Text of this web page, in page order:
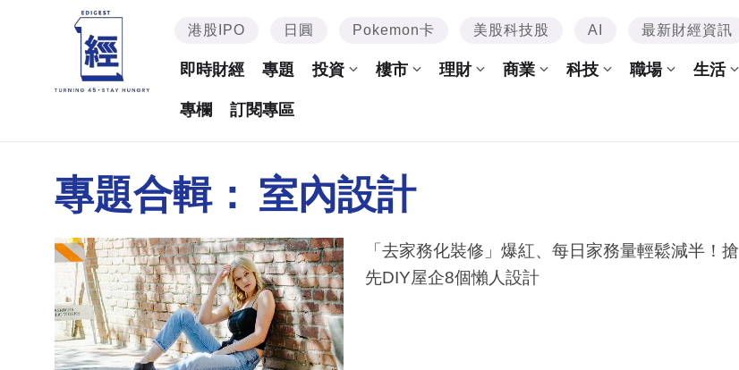
港股IPO 日圓 Pokemon卡 美股科技股 AI 最新財經資訊
即時財經 專題 投資 樓市 理財 商業 科技 職場 生活
專欄 訂閱專區
專題合輯： 室內設計
「去家務化裝修」爆紅、每日家務量輕鬆減半！搶
先DIY屋企8個懶人設計